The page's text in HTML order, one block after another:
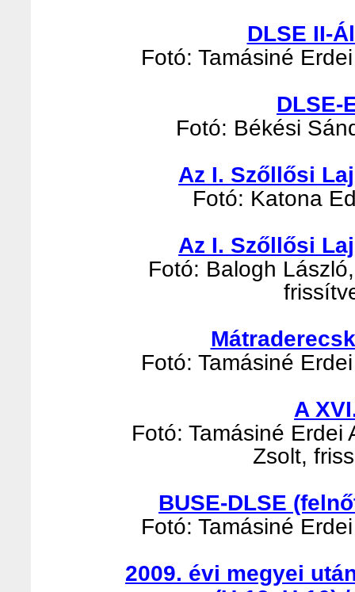
DLSE II-
Fotó: Tamásiné
DLSE-
Fotó: Békési
Az I. Szőllősi
Fotó: Katona
Az I. Szőllősi
Fotó: Balogh
Fotó: Tamásiné
A
Fotó: Tamásiné Erdei
Zsolt,
BUSE-DLSE
Fotó: Tamásiné
2009. évi megyei